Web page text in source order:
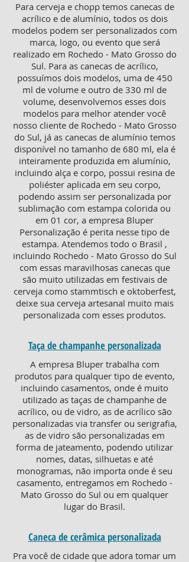
Para cerveja e chopp temos canecas de
acrílico e de alumínio, todos os dois
modelos podem ser personalizados com
marca, logo, ou evento que será
realizado em Rochedo - Mato Grosso do
Sul. Para as canecas de acrílico,
possuímos dois modelos, uma de 450
ml de volume e outro de 330 ml de
volume, desenvolvemos esses dois
modelos para melhor atender você
nosso cliente de Rochedo - Mato Grosso
do Sul, já as canecas de alumínio temos
disponível no tamanho de 680 ml, ela é
inteiramente produzida em alumínio,
incluindo alça e corpo, possui resina de
poliéster aplicada em seu corpo,
podendo assim ser personalizada por
sublimação com estampa colorida ou
em 01 cor, a empresa Bluper
Personalização é perita nesse tipo de
estampa. Atendemos todo o Brasil ,
incluindo Rochedo - Mato Grosso do Sul
com essas maravilhosas canecas que
são muito utilizadas em festivais de
cerveja como stammtisch e oktoberfest,
deixe sua cerveja artesanal muito mais
personalizada com esses produtos.
Taça de champanhe personalizada
A empresa Bluper trabalha com
produtos para qualquer tipo de evento,
incluindo casamentos, onde é muito
utilizado as taças de champanhe de
acrílico, ou de vidro, as de acrílico são
personalizadas via transfer ou serigrafia,
as de vidro são personalizadas em
forma de jateamento, podendo utilizar
nomes, datas, silhuetas e até
monogramas, não importa onde é seu
casamento, entregamos em Rochedo -
Mato Grosso do Sul ou em qualquer
lugar do Brasil.
Caneca de cerâmica personalizada
Pra você de cidade que adora tomar um